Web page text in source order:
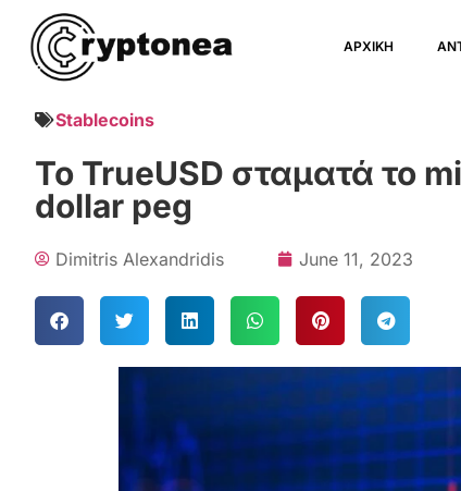
ΑΡΧΙΚΗ
Stablecoins
Το TrueUSD σταματά το
dollar peg
Dimitris Alexandridis June 11, 2023